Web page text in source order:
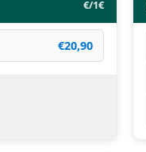
€/1€
€20,90